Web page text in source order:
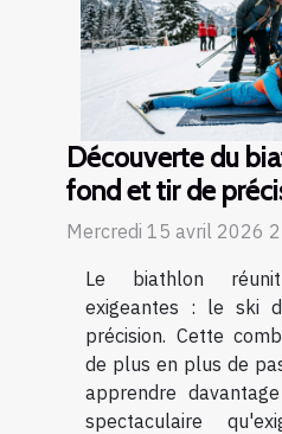
Découverte du
fond et tir de
Mercredi 15 avril 2026
Le biathlon
exigeantes : le ski
précision. Cette
de plus en plus de
apprendre
spectaculaire